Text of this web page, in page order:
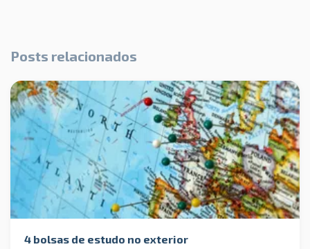
Posts relacionados
4 bolsas de estudo no exterior